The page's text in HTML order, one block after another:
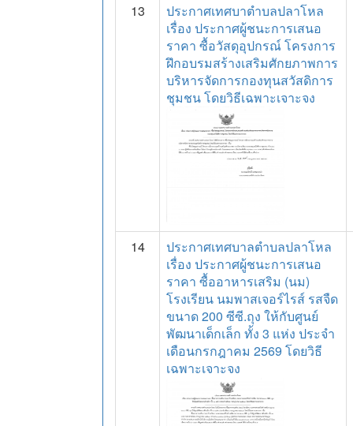
13
ประกาศเทศบาตำบลปลาโหล
เรื่อง ประกาศผู้ชนะการเสนอ
ราคา ซื้อวัสดุอุปกรณ์ โครงการ
ฝึกอบรมสร้างเสริมศักยภาพการ
บริหารจัดการกองทุนสวัสดิการ
ชุมชน โดยวิธีเฉพาะเจาะจง
14
ประกาศเทศบาลตำบลปลาโหล
เรื่อง ประกาศผู้ชนะการเสนอ
ราคา ซื้ออาหารเสริม (นม)
โรงเรียน นมพาสเจอร์ไรส์ รสจืด
ขนาด 200 ซีซี.ถุง ให้กับศูนย์
พัฒนาเด็กเล็ก ทั้ง 3 แห่ง ประจำ
เดือนกรกฎาคม 2569 โดยวิธี
เฉพาะเจาะจง